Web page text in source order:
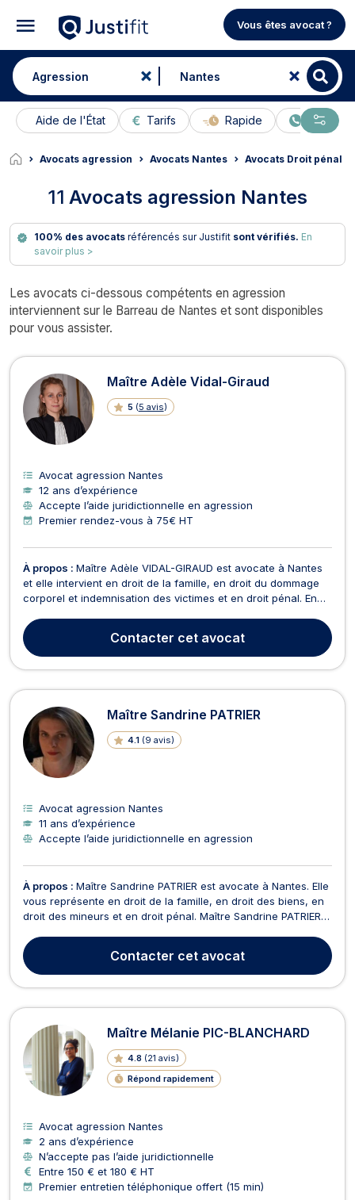
Vous êtes avocat ?
Aide de l'État Tarifs Rapide En ligne
Avocats agression Avocats Nantes Avocats Droit pénal
11 Avocats agression Nantes
100% des avocatsréférencés sur Justifit sont vérifiés. En
savoir plus >
Les avocats ci-dessous compétents en agression
interviennent sur le Barreau de Nantes et sont disponibles
pour vous assister.
Avocats en agression à Nantes
Maître Adèle Vidal-Giraud
5 (5 avis)
Avocat agression Nantes
12 ans d’expérience
Accepte l’aide juridictionnelle en agression
Premier rendez-vous à 75€ HT
À propos : Maître Adèle VIDAL-GIRAUD est avocate à Nantes
et elle intervient en droit de la famille, en droit du dommage
corporel et indemnisation des victimes et en droit pénal. En
vous accompagne tout le long de votre procédure de divorce
par consentement mutuel ou divorce c...
Contacter cet avocat
Maître Sandrine PATRIER
4.1 (9 avis)
Avocat agression Nantes
11 ans d’expérience
Accepte l’aide juridictionnelle en agression
À propos : Maître Sandrine PATRIER est avocate à Nantes. Elle
vous représente en droit de la famille, en droit des biens, en
droit des mineurs et en droit pénal. Maître Sandrine PATRIER
patrimoine et s’occupe des problématiques relevant du
divorce, de la séparation, de la tut...
Contacter cet avocat
Maître Mélanie PIC-BLANCHARD
4.8 (21 avis)
Répond rapidement
Avocat agression Nantes
2 ans d’expérience
N’accepte pas l’aide juridictionnelle
Entre 150 € et 180 € HT
Premier entretien téléphonique offert (15 min)